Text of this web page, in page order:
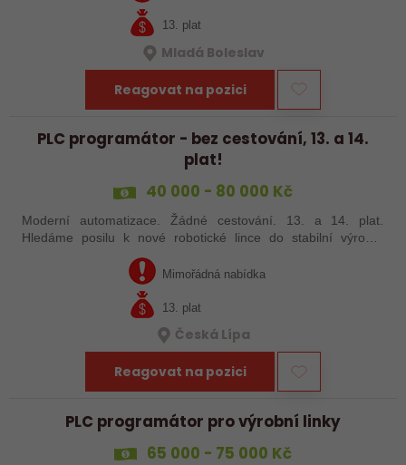
13. plat
Mladá Boleslav
Reagovat na pozici
PLC programátor - bez cestování, 13. a 14.
plat!
40 000 - 80 000 Kč
Moderní automatizace. Žádné cestování. 13. a 14. plat.
Hledáme posilu k nové robotické lince do stabilní výrobní
jste šikovný absolvent…
Mimořádná nabídka
13. plat
Česká Lípa
Reagovat na pozici
PLC programátor pro výrobní linky
65 000 - 75 000 Kč